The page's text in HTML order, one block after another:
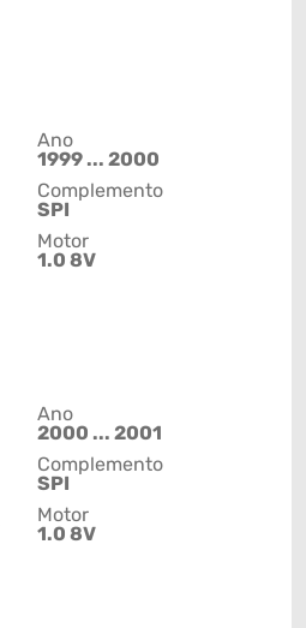
Ano
1999 ... 2000
Complemento
SPI
Motor
1.0 8V
Ano
2000 ... 2001
Complemento
SPI
Motor
1.0 8V